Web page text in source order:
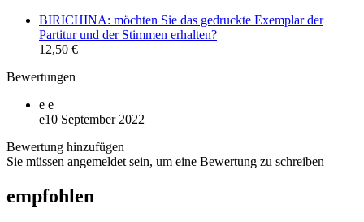
BIRICHINA: möchten Sie das gedruckte Exemplar der
Partitur und der Stimmen erhalten?
12,50 €
Bewertungen
e e
e10 September 2022
Bewertung hinzufügen
Sie müssen angemeldet sein, um eine Bewertung zu schreiben
empfohlen